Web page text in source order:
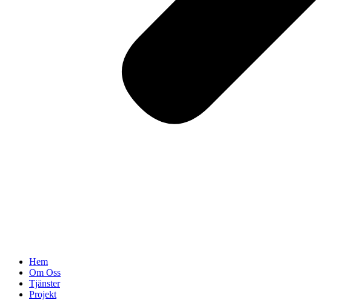
Hem
Om Oss
Tjänster
Projekt